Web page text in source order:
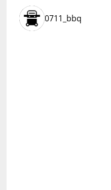
0711_bbq